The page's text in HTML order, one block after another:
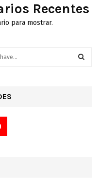
Recentes
para mostrar.